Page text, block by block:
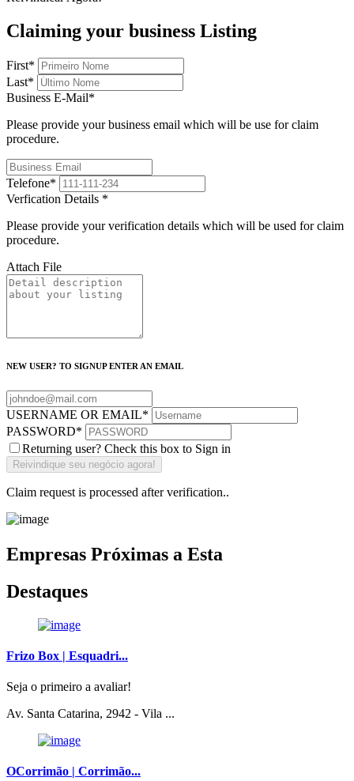
Claiming your business Listing
First*
Last*
Business E-Mail*
Please provide your business email which will be use for claim
procedure.
Telefone*
Verfication Details *
Please provide your verification details which will be used for claim
procedure.
Attach File
NEW USER? TO SIGNUP ENTER AN EMAIL
USERNAME OR EMAIL*
PASSWORD*
Returning user? Check this box to Sign in
Claim request is processed after verification..
Empresas Próximas a Esta
Destaques
Frizo Box | Esquadri...
Seja o primeiro a avaliar!
Av. Santa Catarina, 2942 - Vila ...
OCorrimão | Corrimão...